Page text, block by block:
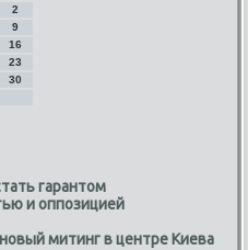
2
9
16
23
30
гарантом
и оппозицией
митинг в центре Киева